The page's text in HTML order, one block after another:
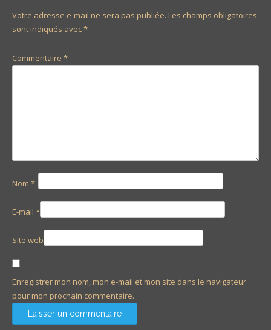
Votre adresse e-mail ne sera pas publiée. Les champs obligatoires
sont indiqués avec*
Commentaire *
Nom *
E-mail *
Site web
Enregistrer mon nom, mon e-mail et mon site dans le navigateur
pour mon prochain commentaire.